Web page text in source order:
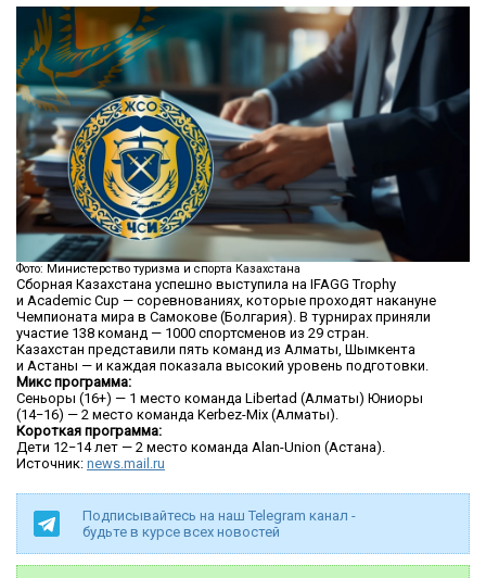
Фото: Министерство туризма и спорта Казахстана
Сборная Казахстана успешно выступила на IFAGG Trophy
и Academic Cup — соревнованиях, которые проходят накануне
Чемпионата мира в Самокове (Болгария). В турнирах приняли
участие 138 команд — 1000 спортсменов из 29 стран.
Казахстан представили пять команд из Алматы, Шымкента
и Астаны — и каждая показала высокий уровень подготовки.
Микс программа:
Сеньоры (16+) — 1 место команда Libertad (Алматы) Юниоры
(14−16) — 2 место команда Kerbez-Mix (Алматы).
Короткая программа:
Дети 12−14 лет — 2 место команда Alan-Union (Астана).
Источник: news.mail.ru
Подписывайтесь на наш Telegram канал -
будьте в курсе всех новостей